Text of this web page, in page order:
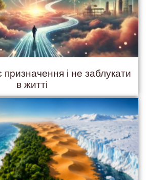
призначення і не заблукати
в житті